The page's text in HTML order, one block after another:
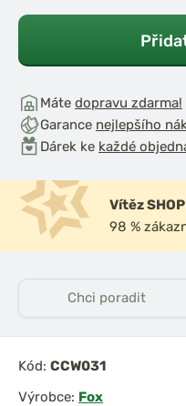
Máte dopravu zdarma!
Garance nejlepšího
Dárek ke každé
Vítěz
98 %
Chci poradit
Kód: CCW031
Výrobce: Fox